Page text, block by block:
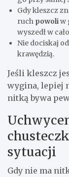
Gdy kleszcz
ruch powoliw
wyszedł w
Nie dociskaj
krawędzią.
Jeśli kleszcz
wygina, lepiej
nitką bywa
sytuacji
Gdy nie ma